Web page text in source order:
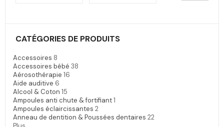
CATÉGORIES DE PRODUITS
Accessoires 8
Accessoires bébé 38
Aérosothérapie 16
Aide auditive 6
Alcool & Coton 15
Ampoules anti chute & fortifiant1
Ampoules éclaircissantes 2
Anneau de dentition & Poussées dentaires 22